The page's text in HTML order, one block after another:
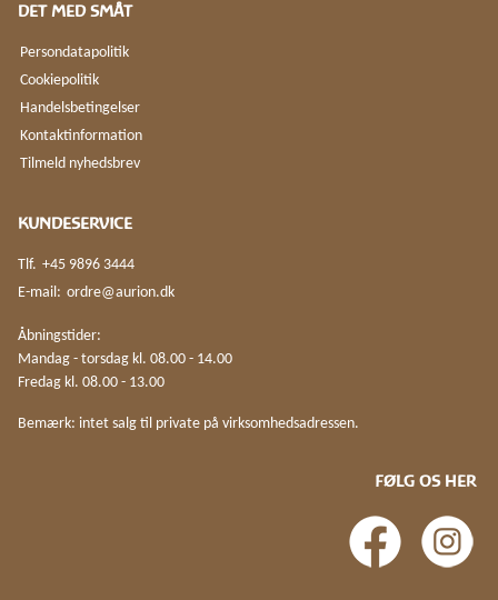
DET MED SMÅT
Persondatapolitik
Cookiepolitik
Handelsbetingelser
Kontaktinformation
Tilmeld nyhedsbrev
KUNDESERVICE
Tlf. +45 9896 3444
E-mail: ordre@aurion.dk
Åbningstider:
Mandag - torsdag kl. 08.00 - 14.00
Fredag kl. 08.00 - 13.00
Bemærk: intet salg til private på virksomhedsadressen.
FØLG OS HER